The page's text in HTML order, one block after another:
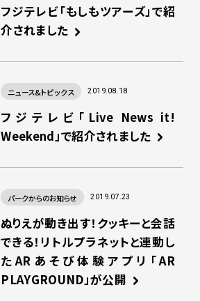
フジテレビ「もしもツアーズ」で紹
介されました
ニュース&トピックス 2019.08.18
フジテレビ「Live News it!
Weekend」で紹介されました
パークからのお知らせ 2019.07.23
ぬりえが動き出す！クッキーと会話
できる！リトルプラネットと連動し
たARあそび体験アプリ「AR
PLAYGROUND」が公開